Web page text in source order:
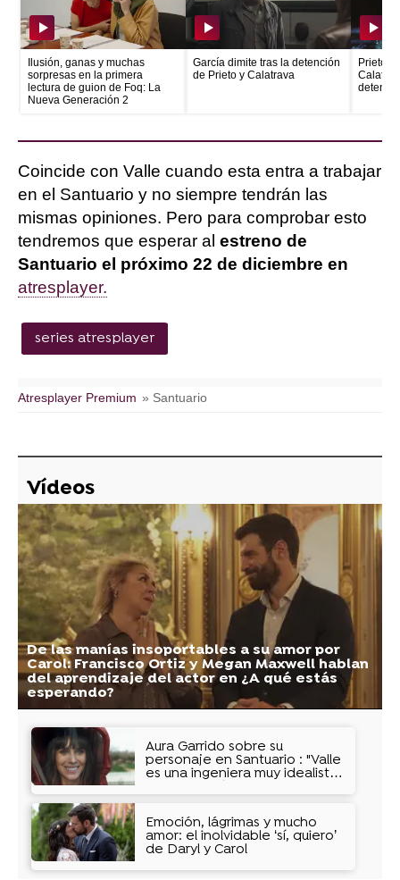
Ilusión, ganas y muchas
sorpresas en la primera
lectura de guion de Foq: La
Nueva Generación 2
García dimite tras la detención
de Prieto y Calatrava
Prieto
Coincide con Valle cuando esta entra a trabajar
en el Santuario y no siempre tendrán las
mismas opiniones. Pero para comprobar esto
tendremos que esperar al estreno de
Santuario el próximo 22 de diciembre en
atresplayer.
series atresplayer
Atresplayer Premium » Santuario
Vídeos
De las manías insoportables a su amor por
Carol: Francisco Ortiz y Megan Maxwell hablan
del aprendizaje del actor en ¿A qué estás
esperando?
Aura Garrido sobre su
personaje en Santuario : "Valle
es una ingeniera muy idealista
de la inteligencia artificial "
Emoción, lágrimas y mucho
amor: el inolvidable ‘sí, quiero’
de Daryl y Carol